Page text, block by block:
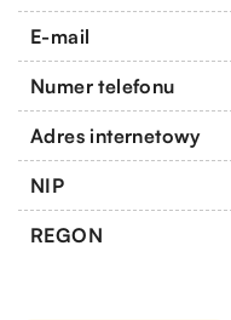
E-mail
Numer telefonu
Adres internetowy
NIP
REGON